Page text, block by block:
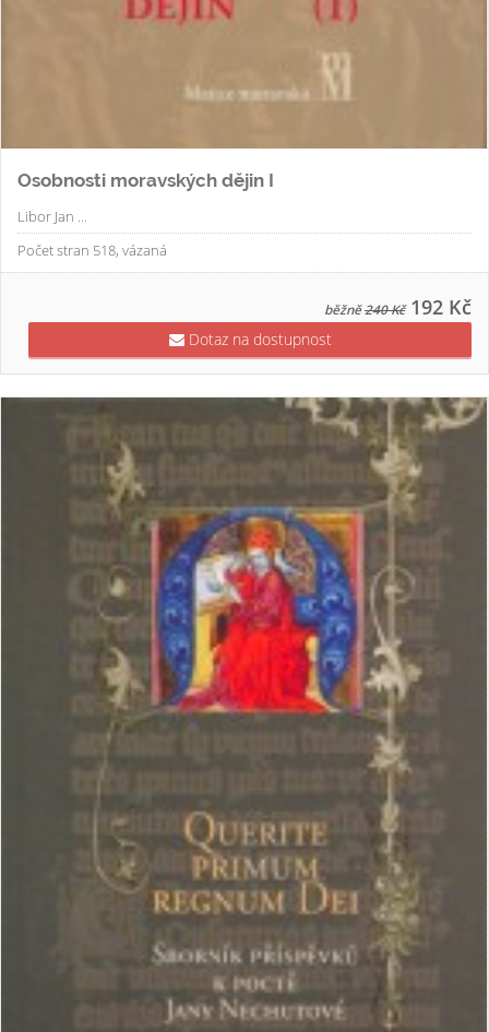
Osobnosti moravských dějin I
Libor Jan ...
Počet stran 518, vázaná
běžně240 Kč 192 Kč
Dotaz na dostupnost